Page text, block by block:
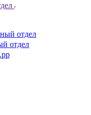
отдел
отдел